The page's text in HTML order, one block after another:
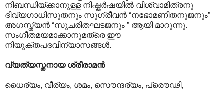
നിബന്ധിയ്ക്കാനുള്ള നിഷ്കര്‍ഷയില്‍ വിശ്വാമിത്രനു
ദിവ്യഗാധിസുതനും സുഗ്രീവന്‍ “ന‍ഭോമണീതനുജനും‍”
അഗസ്ത്യന്‍ “സുചരിതഘടജനും ” ആയി മാറുന്നു.
സംഗീതമയമാക്കാനുമത്രെ ഈ
നിയുക്തപദവിന്യാസങ്ങള്‍‍.
വ്യത്യസ്തനായ ശ്രീരാമന്‍
ധൈര്യം, വീര്യം, ശമം, സൌന്ദര്യം, പ്രൌഢി,